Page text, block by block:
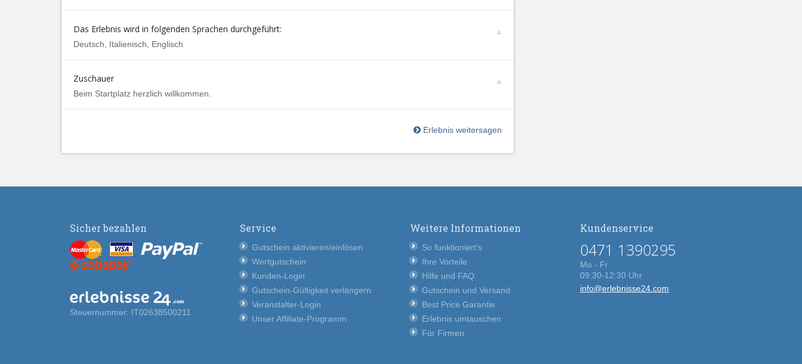
Das Erlebnis wird in folgenden Sprachen durchgeführt:
Deutsch, Italienisch, Englisch
Zuschauer
Beim Startplatz herzlich willkommen.
Erlebnis weitersagen
Sicher bezahlen
Steuernummer: IT02638500211
Service
Gutschein aktivieren/einlösen
Wertgutschein
Kunden-Login
Gutschein-Gültigkeit verlängern
Veranstalter-Login
Unser Affiliate-Programm
Weitere Informationen
So funktioniert's
Ihre Vorteile
Hilfe und FAQ
Gutschein und Versand
Best Price Garantie
Erlebnis umtauschen
Für Firmen
Kundenservice
0471 1390295
Mo - Fr
09:30-12:30 Uhr
info@erlebnisse24.com